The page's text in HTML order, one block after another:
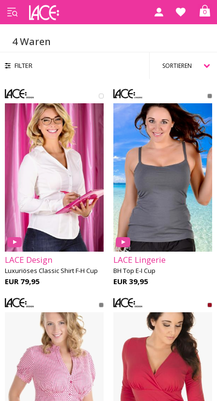
0
Startseite Kleidung
4 Waren
FILTER
LACE Design
Luxuriöses Classic Shirt F-H Cup
EUR 79,95
LACE Lingerie
BH Top E-I Cup
EUR 39,95